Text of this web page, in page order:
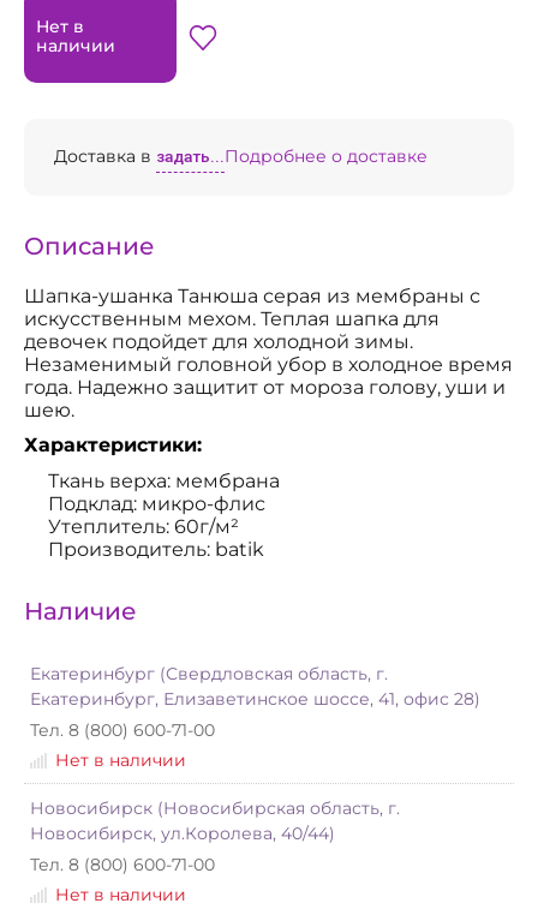
Нет в
наличии
Доставка в задать...Подробнее о доставке
Описание
Шапка-ушанка Танюша серая из мембраны с
искусственным мехом. Теплая шапка для
девочек подойдет для холодной зимы.
Незаменимый головной убор в холодное время
года. Надежно защитит от мороза голову, уши и
шею.
Характеристики:
Ткань верха: мембрана
Подклад: микро-флис
Утеплитель: 60г/м²
Производитель: batik
Наличие
Екатеринбург (Свердловская область, г.
Екатеринбург, Елизаветинское шоссе, 41, офис 28)
Тел. 8 (800) 600-71-00
Нет в наличии
Новосибирск (Новосибирская область, г.
Новосибирск, ул.Королева, 40/44)
Тел. 8 (800) 600-71-00
Нет в наличии